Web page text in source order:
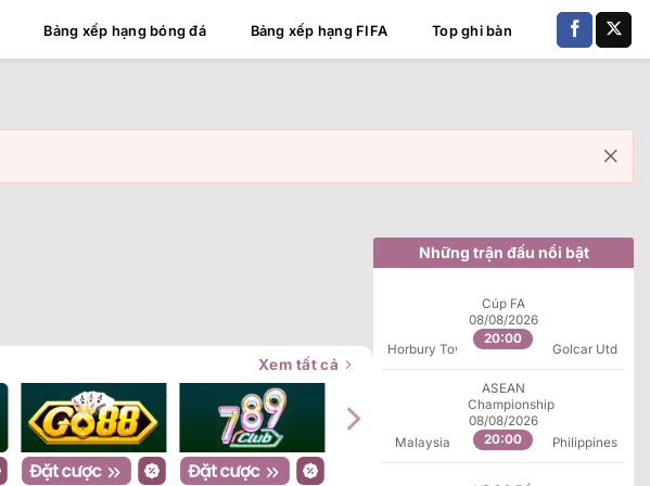
Bảng xếp hạng bóng đá Bảng xếp hạng FIFA Top ghi bàn
Xem tất cả
Những trận đấu nổi bật
Horbury Town
Cúp FA
08/08/2026
20:00
Golcar Utd
Malaysia
ASEAN
Championship
08/08/2026
20:00
Philippines